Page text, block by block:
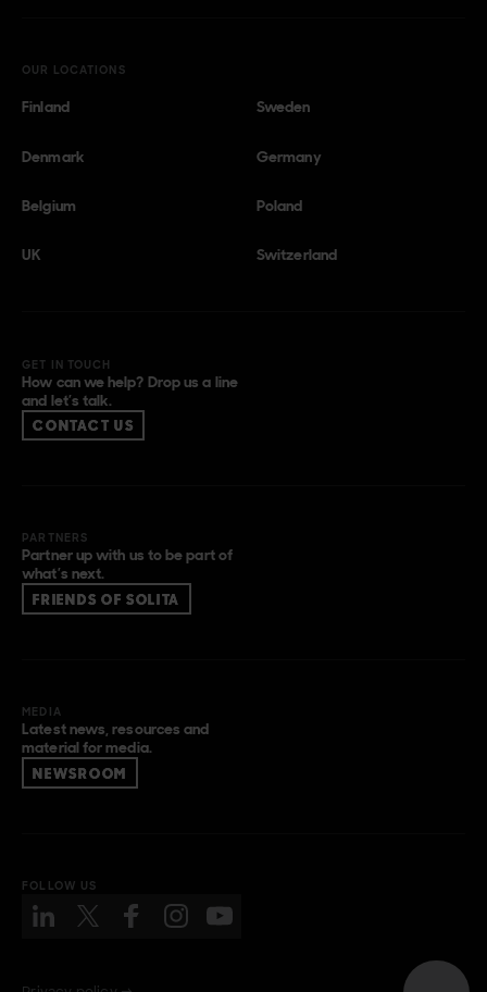
OUR LOCATIONS
Finland Sweden
Denmark Germany
Belgium Poland
UK Switzerland
GET IN TOUCH
How can we help? Drop us a line
and let’s talk.
CONTACT US
PARTNERS
Partner up with us to be part of
what’s next.
FRIENDS OF SOLITA
MEDIA
Latest news, resources and
material for media.
NEWSROOM
FOLLOW US